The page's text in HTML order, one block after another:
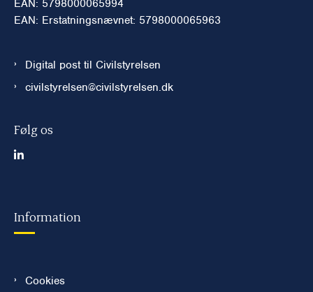
EAN: 5798000065994
EAN: Erstatningsnævnet: 5798000065963
Digital post til Civilstyrelsen
civilstyrelsen@civilstyrelsen.dk
Følg os
Information
Cookies